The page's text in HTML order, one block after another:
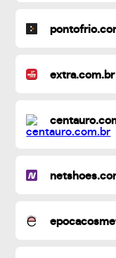
extra.com.br